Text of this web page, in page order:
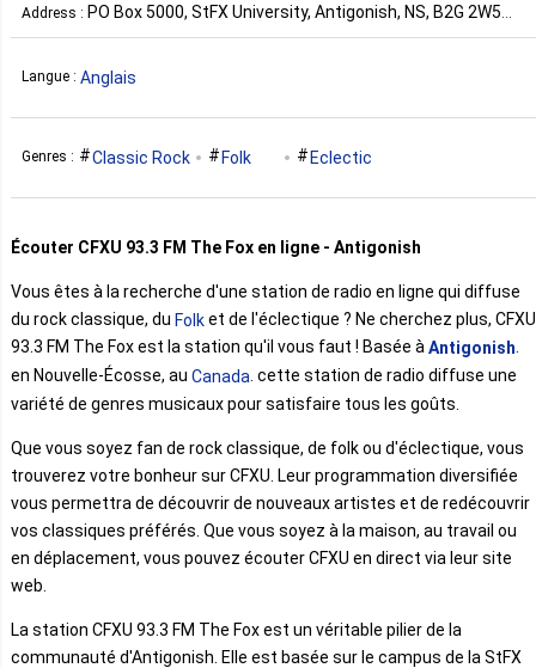
Address : PO Box 5000, StFX University, Antigonish, NS, B2G 2W5
Canada
Langue : Anglais
Genres : Classic Rock Folk Eclectic
Écouter CFXU 93.3 FM The Fox en ligne - Antigonish
Vous êtes à la recherche d'une station de radio en ligne qui diffuse
du rock classique, du Folket de l'éclectique ? Ne cherchez plus, CFXU
93.3 FM The Fox est la station qu'il vous faut ! Basée àAntigonish.
en Nouvelle-Écosse, au Canada . cette station de radio diffuse une
variété de genres musicaux pour satisfaire tous les goûts.
Que vous soyez fan de rock classique, de folk ou d'éclectique, vous
trouverez votre bonheur sur CFXU. Leur programmation diversifiée
vous permettra de découvrir de nouveaux artistes et de redécouvrir
vos classiques préférés. Que vous soyez à la maison, au travail ou
en déplacement, vous pouvez écouter CFXU en direct via leur site
web.
La station CFXU 93.3 FM The Fox est un véritable pilier de la
communauté d'Antigonish. Elle est basée sur le campus de la StFX